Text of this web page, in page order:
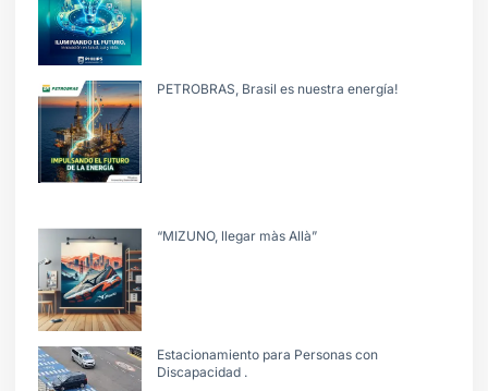
PETROBRAS, Brasil es nuestra energía!
“MIZUNO, llegar màs Allà”
Estacionamiento para Personas con
Discapacidad .